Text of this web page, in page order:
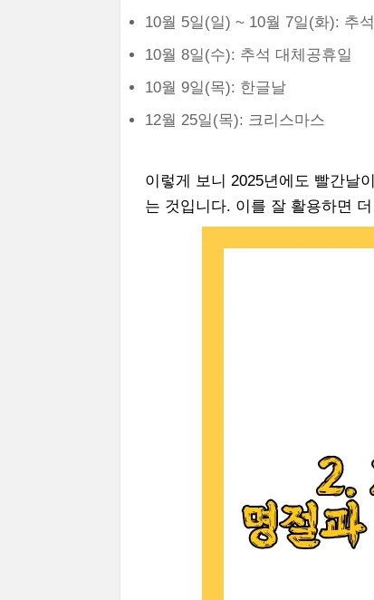
10월 5일(일) ~ 10월 7일(화): 추석
10월 8일(수): 추석 대체공휴일
10월 9일(목): 한글날
12월 25일(목): 크리스마스
이렇게 보니 2025년에도 빨간날
는 것입니다. 이를 잘 활용하면